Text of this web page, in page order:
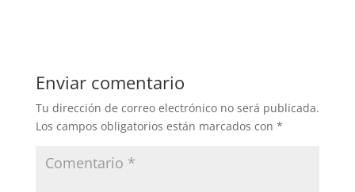
Enviar comentario
Tu dirección de correo electrónico no será publicada.
Los campos obligatorios están marcados con *